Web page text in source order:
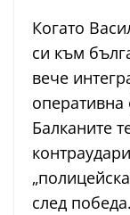
Когато
си към
вече
Балканите
след